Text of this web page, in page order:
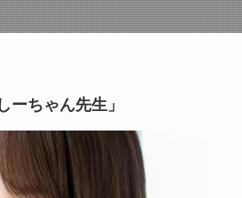
ーちゃん先生」